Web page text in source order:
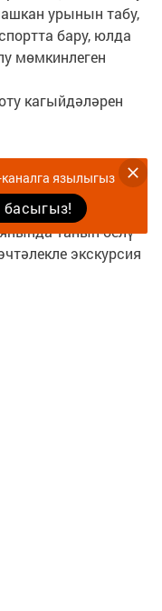
урынын табу,
бару, юлда
мөмкинлеген
кагыйдәләрен
керүгә безне
Чишенеп хәл
өчен музей
танып-белү
экскурсия
каналга язылыгыз
басыгыз!